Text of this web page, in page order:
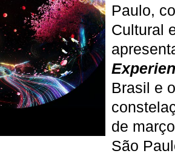
Paulo,
Cultural
Brasil e
de
São